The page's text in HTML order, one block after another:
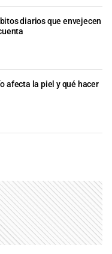
diarios que envejecen
afecta la piel y qué hacer